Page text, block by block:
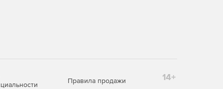
Правила продажи 14+